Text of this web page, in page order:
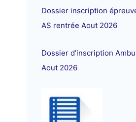
Dossier inscription
AS rentrée Aout 2026
Dossier d’inscription
Aout 2026